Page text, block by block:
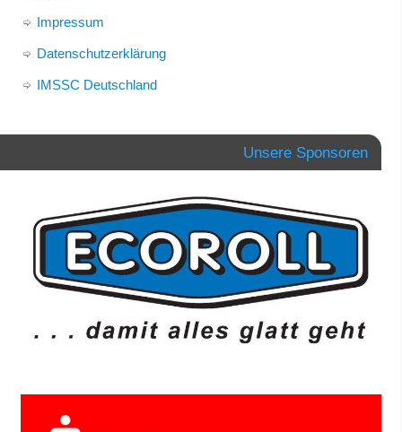
Impressum
Datenschutzerklärung
IMSSC Deutschland
Unsere Sponsoren